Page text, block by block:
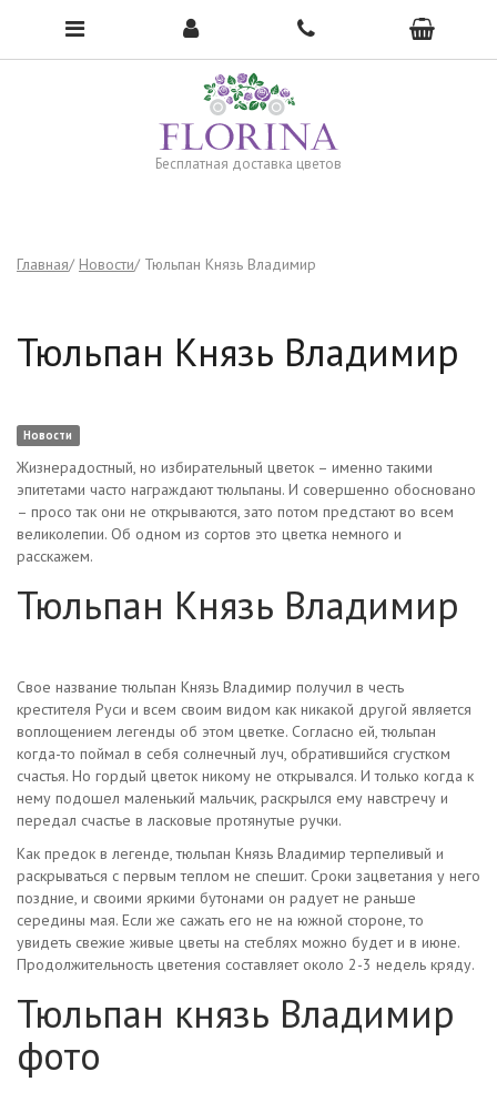
Бесплатная доставка цветов
Чтобы открыть меню, нажмите сюда →
Главная Новости Тюльпан Князь Владимир
Тюльпан Князь Владимир
Новости
Жизнерадостный, но избирательный цветок – именно такими
эпитетами часто награждают тюльпаны. И совершенно обосновано
– просо так они не открываются, зато потом предстают во всем
великолепии. Об одном из сортов это цветка немного и
расскажем.
Тюльпан Князь Владимир
Свое название тюльпан Князь Владимир получил в честь
крестителя Руси и всем своим видом как никакой другой является
воплощением легенды об этом цветке. Согласно ей, тюльпан
когда-то поймал в себя солнечный луч, обратившийся сгустком
счастья. Но гордый цветок никому не открывался. И только когда к
нему подошел маленький мальчик, раскрылся ему навстречу и
передал счастье в ласковые протянутые ручки.
Как предок в легенде, тюльпан Князь Владимир терпеливый и
раскрываться с первым теплом не спешит. Сроки зацветания у него
поздние, и своими яркими бутонами он радует не раньше
середины мая. Если же сажать его не на южной стороне, то
увидеть свежие живые цветы на стеблях можно будет и в июне.
Продолжительность цветения составляет около 2-3 недель кряду.
Тюльпан князь Владимир
фото